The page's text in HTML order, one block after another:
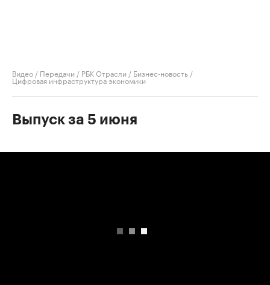
Видео / Передачи / РБК Отрасли / Бизнес-новость /
Цифровая инфраструктура экономики
Выпуск за 5 июня